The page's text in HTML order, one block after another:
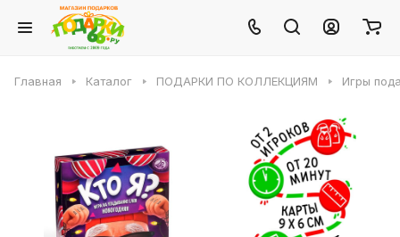
Главная Каталог ПОДАРКИ ПО КОЛЛЕКЦИЯМ Игры